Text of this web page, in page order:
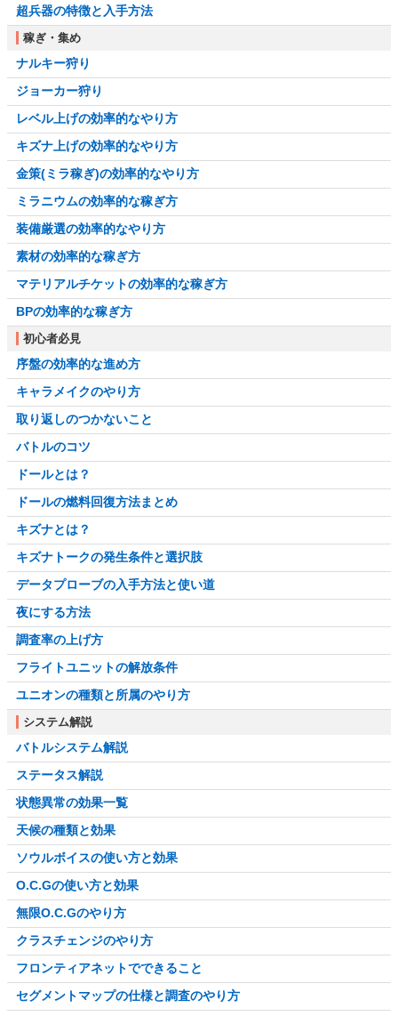
超兵器の特徴と入手方法
稼ぎ・集め
ナルキー狩り
ジョーカー狩り
レベル上げの効率的なやり方
キズナ上げの効率的なやり方
金策(ミラ稼ぎ)の効率的なやり方
ミラニウムの効率的な稼ぎ方
装備厳選の効率的なやり方
素材の効率的な稼ぎ方
マテリアルチケットの効率的な稼ぎ方
BPの効率的な稼ぎ方
初心者必見
序盤の効率的な進め方
キャラメイクのやり方
取り返しのつかないこと
バトルのコツ
ドールとは？
ドールの燃料回復方法まとめ
キズナとは？
キズナトークの発生条件と選択肢
データプローブの入手方法と使い道
夜にする方法
調査率の上げ方
フライトユニットの解放条件
ユニオンの種類と所属のやり方
システム解説
バトルシステム解説
ステータス解説
状態異常の効果一覧
天候の種類と効果
ソウルボイスの使い方と効果
O.C.Gの使い方と効果
無限O.C.Gのやり方
クラスチェンジのやり方
フロンティアネットでできること
セグメントマップの仕様と調査のやり方